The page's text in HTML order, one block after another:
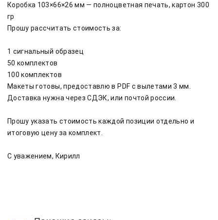
Коробка 103×66×26 мм — полноцветная печать, картон 300
гр
Прошу рассчитать стоимость за:
1 сигнальный образец
50 комплектов
100 комплектов
Макеты готовы, предоставлю в PDF с вылетами 3 мм.
Доставка нужна через СДЭК, или почтой россии.
Прошу указать стоимость каждой позиции отдельно и
итоговую цену за комплект.
С уважением, Кирилл